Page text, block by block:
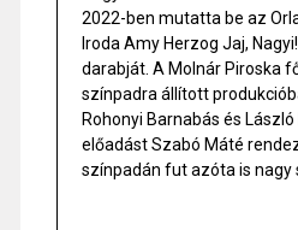
2022-ben mutatta be az
Iroda Amy Herzog Jaj,
darabját. A Molnár Piroska
színpadra állított
Rohonyi Barnabás és László
előadást Szabó Máté
színpadán fut azóta is nagy